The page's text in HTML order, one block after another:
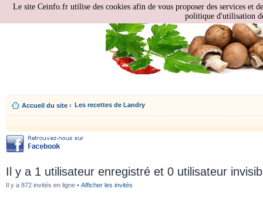
Accueil du site ‹ Les recettes de Landry
Il y a 1 utilisateur enregistré et 0 utilisateur
Il y a 872 invités en ligne • Afficher les invités
Le site Ceinfo.fr utilise des cookies afin de vous proposer des services et
politique d'utilisation